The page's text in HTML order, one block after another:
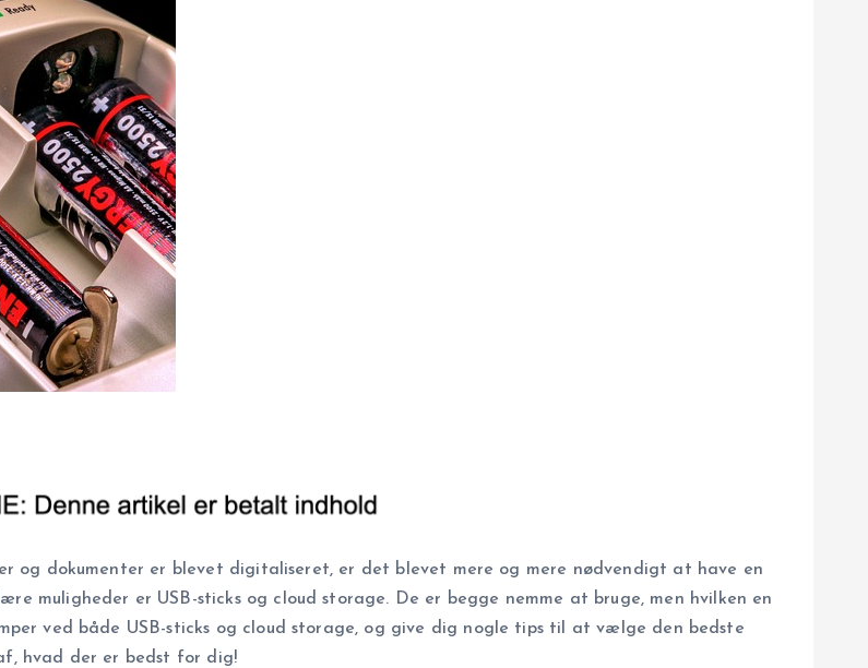
og dokumenter er blevet digitaliseret, er det blevet mere og mere nødvendigt at have en
muligheder er USB-sticks og cloud storage. De er begge nemme at bruge, men hvilken en
ved både USB-sticks og cloud storage, og give dig nogle tips til at vælge den bedste
hvad der er bedst for dig!